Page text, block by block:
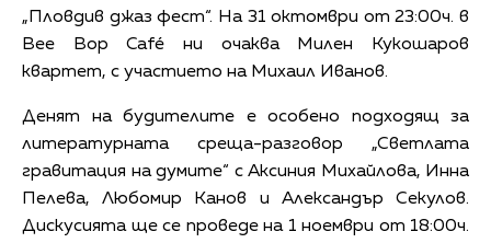
„Пловдив джаз фест“. На 31 октомври от 23:00ч. в
Bee Bop Café ни очаква Милен Кукошаров
квартет, с участието на Михаил Иванов.
Денят на будителите е особено подходящ за
литературната среща-разговор „Светлата
гравитация на думите“ с Аксиния Михайлова, Инна
Пелева, Любомир Канов и Александър Секулов.
Дискусията ще се проведе на 1 ноември от 18:00ч.